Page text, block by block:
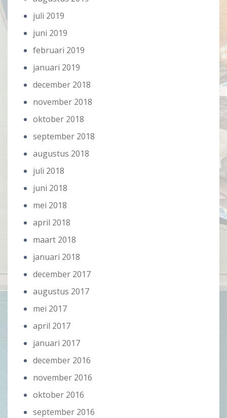
juli 2019
juni 2019
februari 2019
januari 2019
december 2018
november 2018
oktober 2018
september 2018
augustus 2018
juli 2018
juni 2018
mei 2018
april 2018
maart 2018
januari 2018
december 2017
augustus 2017
mei 2017
april 2017
januari 2017
december 2016
november 2016
oktober 2016
september 2016